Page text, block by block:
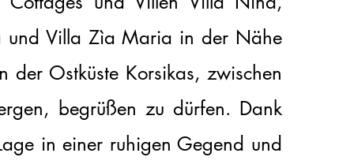
und Villa Zìa Maria in der Nähe
der Ostküste Korsikas, zwischen
begrüßen zu dürfen. Dank
in einer ruhigen Gegend und